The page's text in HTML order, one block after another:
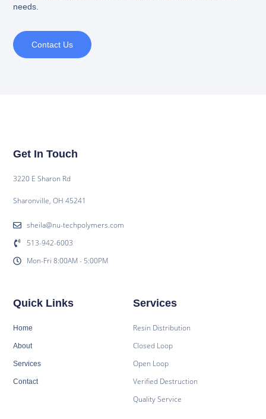
needs.
Contact Us
Services
Resin Distribution
Closed Loop
Open Loop
Verified Destruction
Quality Service
Quick Links
Home
About
Services
Contact
Get In Touch
3220 E Sharon Rd
Sharonville, OH 45241
sheila@nu-techpolymers.com
513-942-6003
Mon-Fri 8:00AM - 5:00PM